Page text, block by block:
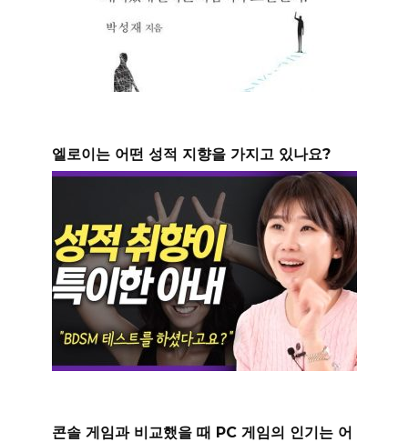
엘로이는 어떤 성적 지향을 가지고 있나요?
콘솔 게임과 비교했을 때 PC 게임의 인기는 어